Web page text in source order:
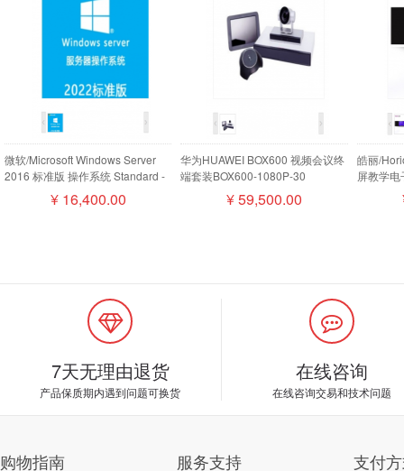
微软/Microsoft Windows Server
2016 标准版 操作系统 Standard -
16 Core License Pack
¥16,400.00
华为HUAWEI BOX600 视频会议终
端套装BOX600-1080P-30
camera200摄像机MIC500全向麦
¥59,500.00
皓丽/
屏教学
7天无理由退货
产品保质期内遇到问题可换货
在线咨询
在线咨询交易和技术问题
购物指南 服务支持 支付